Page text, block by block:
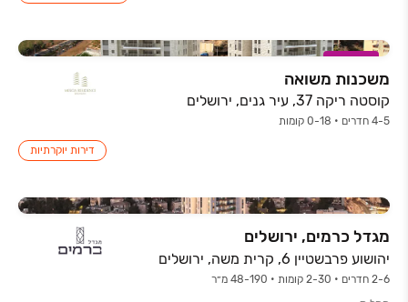
במבצע
משכנות משואה
קוסטה ריקה 37, עיר גנים, ירושלים
4-5 חדרים • 0-18 קומות
דירות יוקרתיות
מגדל כרמים, ירושלים
יהושוע פרבשטיין 6, קרית משה, ירושלים
2-6 חדרים • 2-30 קומות • 48-190 מ״ר